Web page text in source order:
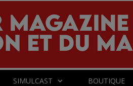
SIMULCAST BOUTIQUE